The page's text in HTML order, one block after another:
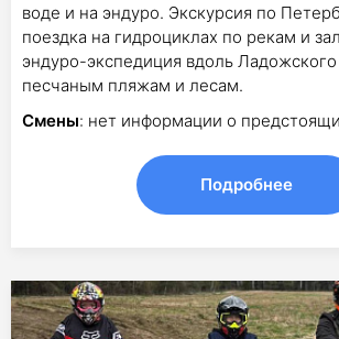
воде и на эндуро. Экскурсия по
поездка на гидроциклах по рекам и
эндуро-экспедиция вдоль
песчаным пляжам и лесам.
Смены: нет информации о
Подробнее